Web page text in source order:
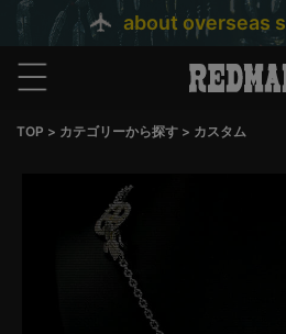
about overseas
TOP カテゴリーから探す カスタム